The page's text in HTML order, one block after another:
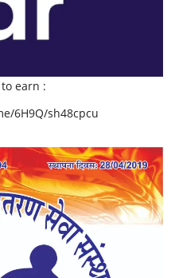
earn :
6H9Q/sh48cpcu